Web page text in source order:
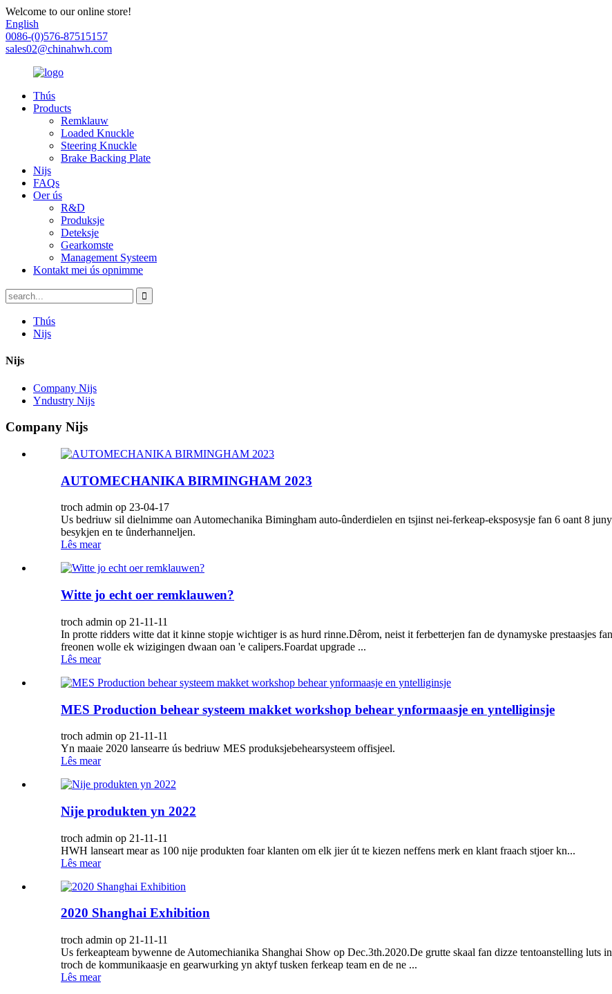
Welcome to our online store!
English
0086-(0)576-87515157
sales02@chinahwh.com
Thús
Products
Remklauw
Loaded Knuckle
Steering Knuckle
Brake Backing Plate
Nijs
FAQs
Oer ús
R&D
Produksje
Deteksje
Gearkomste
Management Systeem
Kontakt mei ús opnimme
Thús
Nijs
Nijs
Company Nijs
Yndustry Nijs
Company Nijs
AUTOMECHANIKA BIRMINGHAM 2023
troch admin op 23-04-17
Us bedriuw sil dielnimme oan Automechanika Bimingham auto-ûnderdielen en tsjinst nei-ferkeap-eksposysje fan 6 oant 8
besykjen en te ûnderhanneljen.
Lês mear
Witte jo echt oer remklauwen?
troch admin op 21-11-11
In protte ridders witte dat it kinne stopje wichtiger is as hurd rinne.Dêrom, neist it ferbetterjen fan de dynamyske prestaasjes
freonen wolle ek wizigingen dwaan oan 'e calipers.Foardat upgrade ...
Lês mear
MES Production behear systeem makket workshop behear ynformaasje en yntelliginsje
troch admin op 21-11-11
Yn maaie 2020 lansearre ús bedriuw MES produksjebehearsysteem offisjeel.
Lês mear
Nije produkten yn 2022
troch admin op 21-11-11
HWH lanseart mear as 100 nije produkten foar klanten om elk jier út te kiezen neffens merk en klant fraach stjoer kn...
Lês mear
2020 Shanghai Exhibition
troch admin op 21-11-11
Us ferkeapteam bywenne de Automechianika Shanghai Show op Dec.3th.2020.De grutte skaal fan dizze tentoanstelling luts
troch de kommunikaasje en gearwurking yn aktyf tusken ferkeap team en de ne ...
Lês mear